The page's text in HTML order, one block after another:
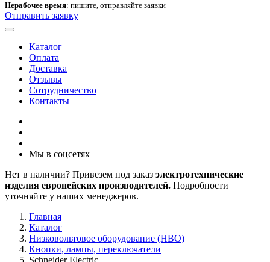
Нерабочее время: пишите, отправляйте заявки
Отправить заявку
Каталог
Оплата
Доставка
Отзывы
Сотрудничество
Контакты
Мы в соцсетях
Нет в наличии? Привезем под заказ электротехнические
изделия европейских производителей. Подробности
уточняйте у наших менеджеров.
Главная
Каталог
Низковольтовое оборудование (НВО)
Кнопки, лампы, переключатели
Schneider Electric